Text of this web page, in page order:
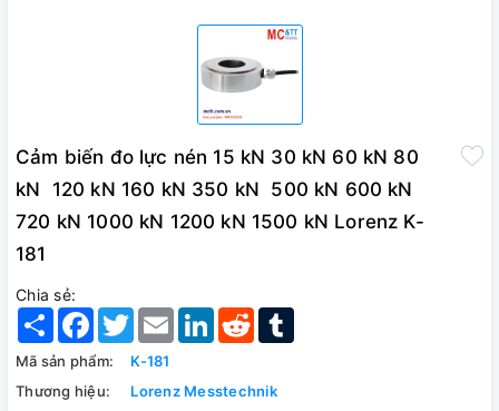
Cảm biến đo lực nén 15 kN 30 kN 60 kN 80
kN 120 kN 160 kN 350 kN 500 kN 600 kN
720 kN 1000 kN 1200 kN 1500 kN Lorenz K-
181
Chia sẻ:
Share Facebook
TwitterEmail LinkedInReddit
Mã sản phẩm:
K-181
Thương hiệu:
Lorenz Messtechnik